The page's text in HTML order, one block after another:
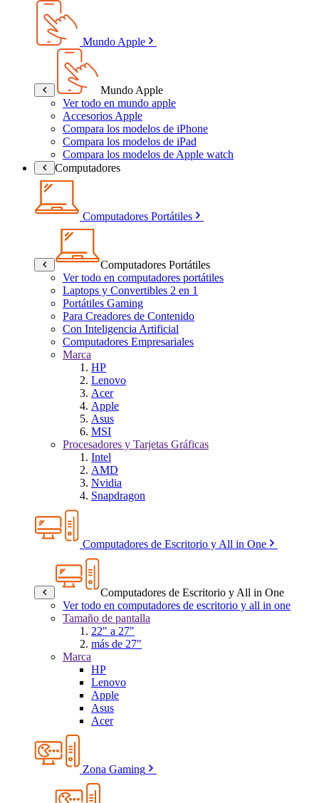
Mundo Apple
Mundo Apple
Ver todo en mundo apple
Accesorios Apple
Compara los modelos de iPhone
Compara los modelos de iPad
Compara los modelos de Apple watch
Computadores
Computadores Portátiles
Computadores Portátiles
Ver todo en computadores portátiles
Laptops y Convertibles 2 en 1
Portátiles Gaming
Para Creadores de Contenido
Con Inteligencia Artificial
Computadores Empresariales
Marca
HP
Lenovo
Acer
Apple
Asus
MSI
Procesadores y Tarjetas Gráficas
Intel
AMD
Nvidia
Snapdragon
Computadores de Escritorio y All in One
Computadores de Escritorio y All in One
Ver todo en computadores de escritorio y all in one
Tamaño de pantalla
22" a 27"
más de 27"
Marca
HP
Lenovo
Apple
Asus
Acer
Zona Gaming